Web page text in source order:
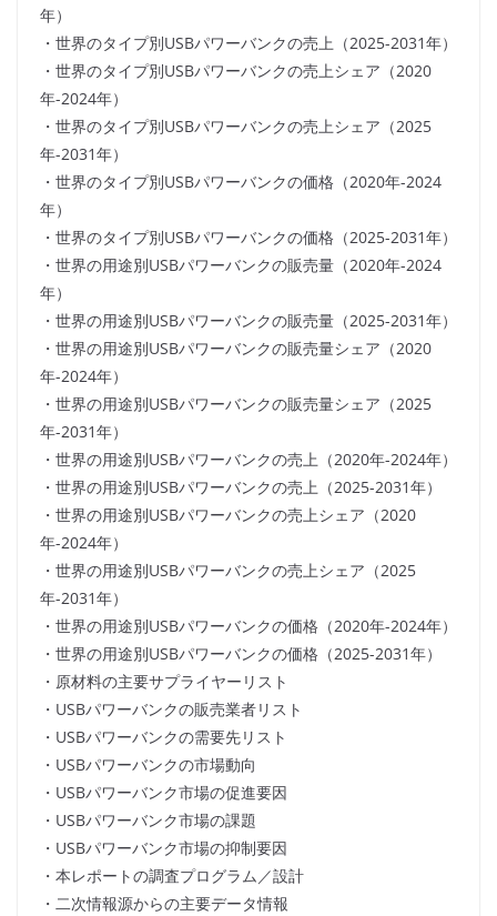
年）
・世界のタイプ別USBパワーバンクの売上（2025-2031年）
・世界のタイプ別USBパワーバンクの売上シェア（2020
年-2024年）
・世界のタイプ別USBパワーバンクの売上シェア（2025
年-2031年）
・世界のタイプ別USBパワーバンクの価格（2020年-2024
年）
・世界のタイプ別USBパワーバンクの価格（2025-2031年）
・世界の用途別USBパワーバンクの販売量（2020年-2024
年）
・世界の用途別USBパワーバンクの販売量（2025-2031年）
・世界の用途別USBパワーバンクの販売量シェア（2020
年-2024年）
・世界の用途別USBパワーバンクの販売量シェア（2025
年-2031年）
・世界の用途別USBパワーバンクの売上（2020年-2024年）
・世界の用途別USBパワーバンクの売上（2025-2031年）
・世界の用途別USBパワーバンクの売上シェア（2020
年-2024年）
・世界の用途別USBパワーバンクの売上シェア（2025
年-2031年）
・世界の用途別USBパワーバンクの価格（2020年-2024年）
・世界の用途別USBパワーバンクの価格（2025-2031年）
・原材料の主要サプライヤーリスト
・USBパワーバンクの販売業者リスト
・USBパワーバンクの需要先リスト
・USBパワーバンクの市場動向
・USBパワーバンク市場の促進要因
・USBパワーバンク市場の課題
・USBパワーバンク市場の抑制要因
・本レポートの調査プログラム／設計
・二次情報源からの主要データ情報